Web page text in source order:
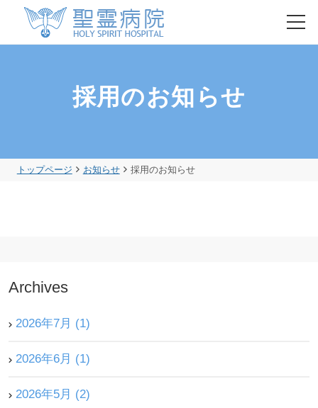
入院のご案内
採用のお知らせ
トップページ お知らせ 採用のお知らせ
Archives
2026年7月 (1)
2026年6月 (1)
2026年5月 (2)